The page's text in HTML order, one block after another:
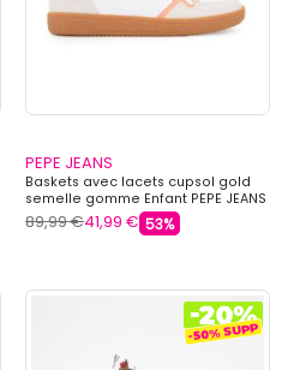
PEPE JEANS
Baskets avec lacets cupsol gold
semelle gomme Enfant PEPE JEANS
89,99 €41,99 € 53%